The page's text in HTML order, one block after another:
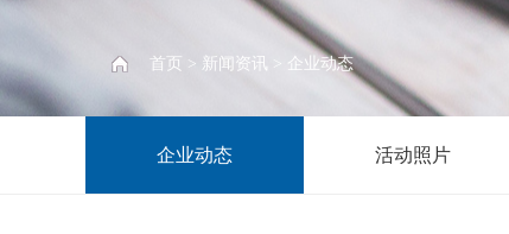
首页 > 新闻资讯 > 企业动态
企业动态 活动照片